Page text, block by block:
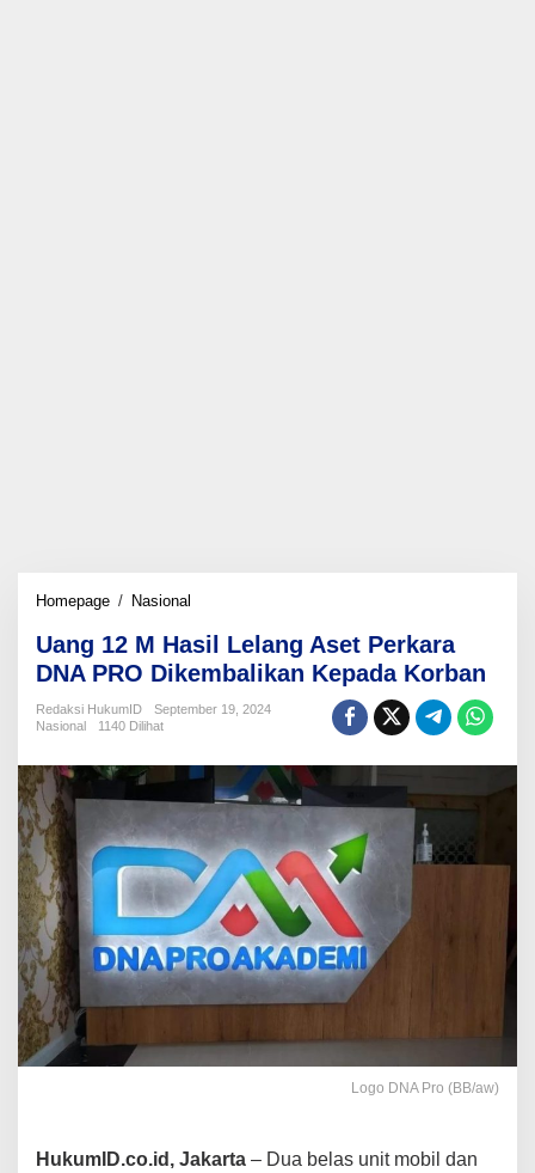
Homepage / Nasional
M
Hasil
Lelang
Aset
Dikembalikan
Kepada
Korban
Uang 12 M Hasil Lelang Aset Perkara
DNA PRO Dikembalikan Kepada Korban
Redaksi HukumID
September 19, 2024
Nasional
1140 Dilihat
Logo DNA Pro (BB/aw)
HukumID.co.id, Jakarta – Dua belas unit mobil dan